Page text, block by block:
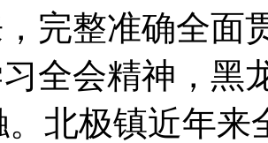
完整准确全面
全会精神，黑
北极镇近年来